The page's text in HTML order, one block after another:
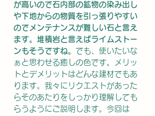
が高いので石内部の鉱物の染み出し
や下地からの物質を引っ張りやすい
のでメンテナンスが難しい石と言え
ます。堆積岩と言えばライムストー
ンもそうですね。 でも、使いたいな
ぁと思わせる癒しの色です。メリッ
トとデメリットはどんな建材でもあ
ります。我々にリクエストがあった
らそのあたりをしっかり理解しても
らうようにご説明します。今回は